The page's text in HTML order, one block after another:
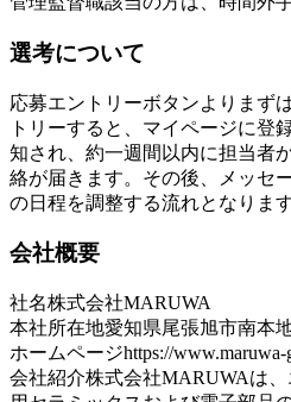
選考について
応募エントリーボタンよりまず
トリーすると、マイページに登
知され、約一週間以内に担当者
絡が届きます。その後、メッセ
の日程を調整する流れとなります
会社概要
社名株式会社MARUWA
本社所在地愛知県尾張旭市南本
ホームページhttps://www.maruwa-
会社紹介株式会社MARUWAは